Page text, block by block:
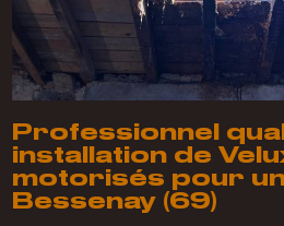
Professionnel
installation de
motorisés pour
Bessenay (69)